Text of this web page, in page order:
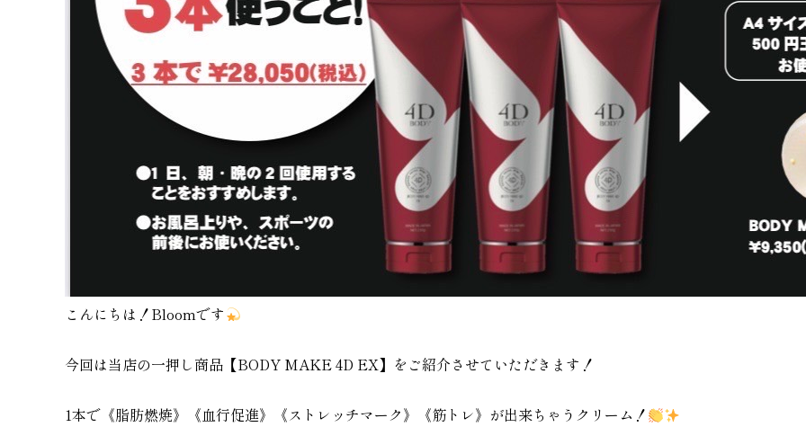
こんにちは！Bloomです
今回は当店の一押し商品【BODY MAKE 4D EX】をご紹介させていただきます！
1本で《脂肪燃焼》《血行促進》《ストレッチマーク》《筋トレ》が出来ちゃうクリーム！